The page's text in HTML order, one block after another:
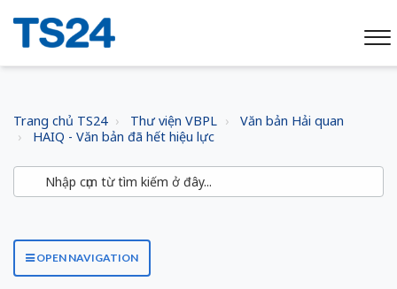
Trang chủ TS24 Thư viện VBPL
Văn bản Hải quan
HAIQ - Văn bản đã hết hiệu lực
OPEN NAVIGATION